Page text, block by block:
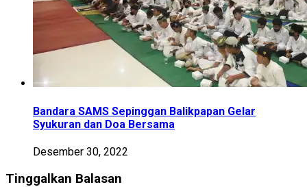
Bandara SAMS Sepinggan Balikpapan Gelar
Syukuran dan Doa Bersama
Desember 30, 2022
Tinggalkan Balasan